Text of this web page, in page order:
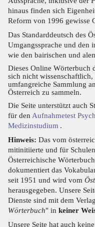
hinaus finden sich
Reform von 1996 gewisse
Das Standarddeutsch des
Umgangssprache und den
wie den bairischen und
Dieses Online Wörterbuch
sich nicht
umfangreiche Sammlung
Österreich zu sammeln.
Die Seite unterstützt auch
für den Aufnahmetest
Medizinstudium .
Hinweis: Das vom
mitinitiierte und für
Österreichische
dokumentiert das
seit 1951 und wird vom
herausgegeben. Unsere
Dienste sind mit dem
Wörterbuch" in keiner
Unsere Seite hat auch